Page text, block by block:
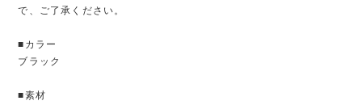
で、ご了承ください。
■カラー
ブラック
■素材